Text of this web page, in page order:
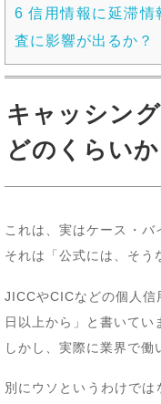
6 信用情報に延滞情
査に影響が出るか？
キャッシン
どのくらい
これは、実はケース・バ
それは「公式には、そう
JICCやCICなどの個人信
日以上から」と書いてい
しかし、実際に業界で働
別にウソというわけでは